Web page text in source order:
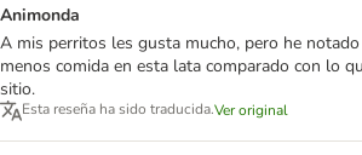
Animonda
A mis perritos les gusta mucho, pero he
menos comida en esta lata comparado con lo
sitio.
Esta reseña ha sido traducida.Ver original